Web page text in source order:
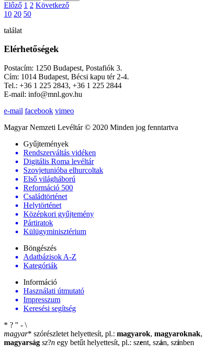
Előző 1 2 Következő
10 20 50
találat
Elérhetőségek
Postacím: 1250 Budapest, Postafiók 3.
Cím: 1014 Budapest, Bécsi kapu tér 2-4.
Tel.: +36 1 225 2843, +36 1 225 2844
E-mail: info@mnl.gov.hu
e-mail facebook vimeo
Magyar Nemzeti Levéltár © 2020 Minden jog fenntartva
Gyűjtemények
Rendszerváltás vidéken
Digitális Roma levéltár
Szovjetunióba elhurcoltak
Első világháború
Reformáció 500
Családtörténet
Helytörténet
Középkori gyűjtemény
Pártiratok
Külügyminisztérium
Böngészés
Adatbázisok A-Z
Kategóriák
Információ
Használati útmutató
Impresszum
Keresési segítség
* ? " - \
magyar* szórészletet helyettesít, pl.: magyarok, magyaroknak,
magyarság sz?n egy betűt helyettesít, pl.: szent, szán, színben